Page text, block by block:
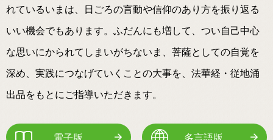
れているいまは、日ごろの言動や信仰のあり方を振り返る
いい機会でもあります。ふだんにも増して、つい自己中心
な思いにかられてしまいがちないま、菩薩としての自覚を
深め、実践につなげていくことの大事を、法華経・従地涌
出品をもとにご指導いただきます。
電子版 多言語版